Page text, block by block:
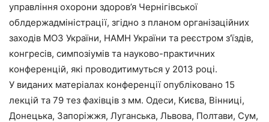
управління охорони здоров’я Чернігівської
облдержадміністрації, згідно з планом організаційних
заходів МОЗ України, НАМН України та реєстром з'їздів,
конгресів, симпозіумів та науково-практичних
конференцій, які проводитимуться у 2013 році.
У виданих матеріалах конференції опубліковано 15
лекцій та 79 тез фахівців з мм. Одеси, Києва, Вінниці,
Донецька, Запоріжжя, Луганська, Львова, Полтави, Сум,